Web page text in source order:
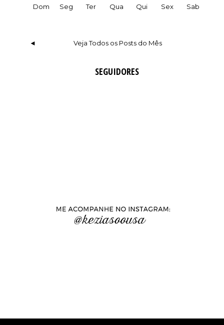
Dom Seg Ter Qua Qui Sex Sab
◄ Veja Todos os Posts do Mês
SEGUIDORES